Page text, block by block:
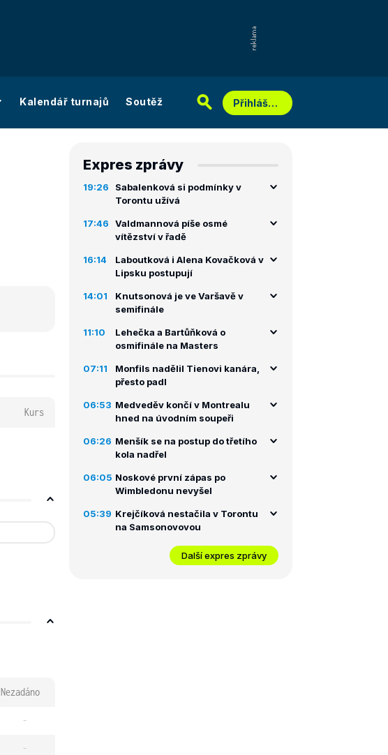
Kalendář turnajů Soutěž Přihlášení
Kurs
Nezadáno
-
-
Expres zprávy
19:26
Sabalenková si podmínky v
Torontu užívá
17:46
Valdmannová píše osmé
vítězství v řadě
16:14
Laboutková i Alena Kovačková v
Lipsku postupují
14:01
Knutsonová je ve Varšavě v
semifinále
11:10
Lehečka a Bartůňková o
osmifinále na Masters
07:11
Monfils nadělil Tienovi kanára,
přesto padl
06:53 Medveděv končí v Montrealu
hned na úvodním soupeři
06:26 Menšík se na postup do třetího
kola nadřel
06:05 Noskové první zápas po
Wimbledonu nevyšel
05:39 Krejčíková nestačila v Torontu
na Samsonovovou
Další expres zprávy